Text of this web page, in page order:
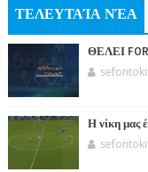
ΤΕΛΕΥΤΑΊΑ ΝΈΑ
ΘΕΛΕΙ
Η νίκη μας